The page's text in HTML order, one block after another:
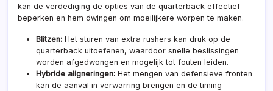
kan de verdediging de opties van de quarterback effectief
beperken en hem dwingen om moeilijkere worpen te maken.
Blitzen: Het sturen van extra rushers kan druk op de
quarterback uitoefenen, waardoor snelle beslissingen
worden afgedwongen en mogelijk tot fouten leiden.
Hybride aligneringen: Het mengen van defensieve fronten
kan de aanval in verwarring brengen en de timing